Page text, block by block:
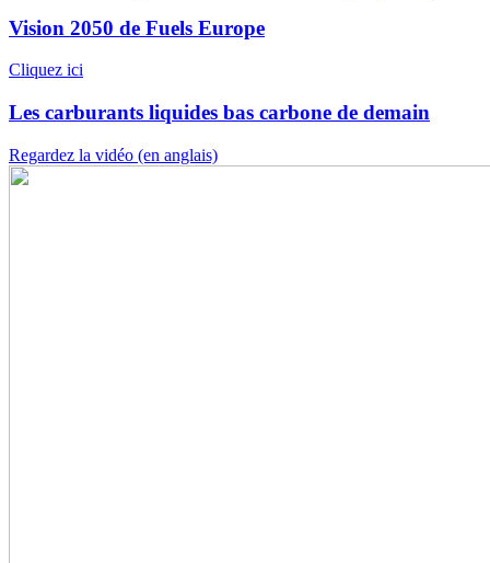
Vision 2050 de Fuels Europe
Cliquez ici
Les carburants liquides bas carbone de demain
Regardez la vidéo (en anglais)